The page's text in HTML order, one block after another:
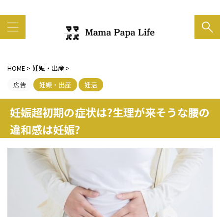
HOME > 妊娠・出産 >
広告
妊娠・出産 妊活
妊娠超初期の症状は?生理が来そうな腰の
違和感は妊娠?